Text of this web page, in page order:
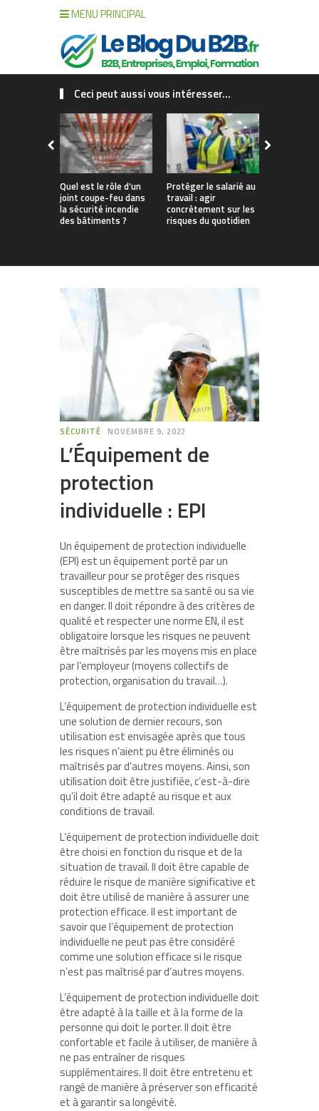
MENU PRINCIPAL
Ceci peut aussi vous intéresser...
Quel est le rôle d’un
joint coupe-feu dans
la sécurité incendie
des bâtiments ?
Protéger le salarié au
travail : agir
concrètement sur les
risques du quotidien
SÉCURITÉ NOVEMBRE 9, 2022
L’Équipement de
protection
individuelle : EPI
Un équipement de protection individuelle
(EPI) est un équipement porté par un
travailleur pour se protéger des risques
susceptibles de mettre sa santé ou sa vie
en danger. Il doit répondre à des critères de
qualité et respecter une norme EN, il est
obligatoire lorsque les risques ne peuvent
être maîtrisés par les moyens mis en place
par l’employeur (moyens collectifs de
protection, organisation du travail…).
L’équipement de protection individuelle est
une solution de dernier recours, son
utilisation est envisagée après que tous
les risques n’aient pu être éliminés ou
maîtrisés par d’autres moyens. Ainsi, son
utilisation doit être justifiée, c’est-à-dire
qu’il doit être adapté au risque et aux
conditions de travail.
L’équipement de protection individuelle doit
être choisi en fonction du risque et de la
situation de travail. Il doit être capable de
réduire le risque de manière significative et
doit être utilisé de manière à assurer une
protection efficace. Il est important de
savoir que l’équipement de protection
individuelle ne peut pas être considéré
comme une solution efficace si le risque
n’est pas maîtrisé par d’autres moyens.
L’équipement de protection individuelle doit
être adapté à la taille et à la forme de la
personne qui doit le porter. Il doit être
confortable et facile à utiliser, de manière à
ne pas entraîner de risques
supplémentaires. Il doit être entretenu et
rangé de manière à préserver son efficacité
et à garantir sa longévité.